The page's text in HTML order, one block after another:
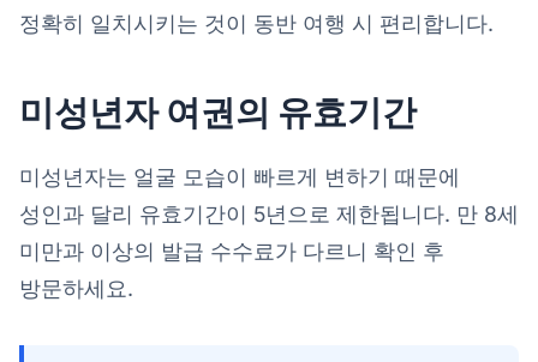
정확히 일치시키는 것이 동반 여행 시 편리합니다.
미성년자 여권의 유효기간
미성년자는 얼굴 모습이 빠르게 변하기 때문에
성인과 달리 유효기간이 5년으로 제한됩니다. 만 8세
미만과 이상의 발급 수수료가 다르니 확인 후
방문하세요.